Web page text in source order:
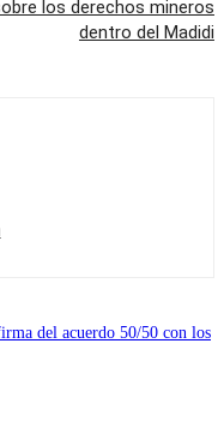
los derechos mineros
dentro del Madidi
del acuerdo 50/50 con los